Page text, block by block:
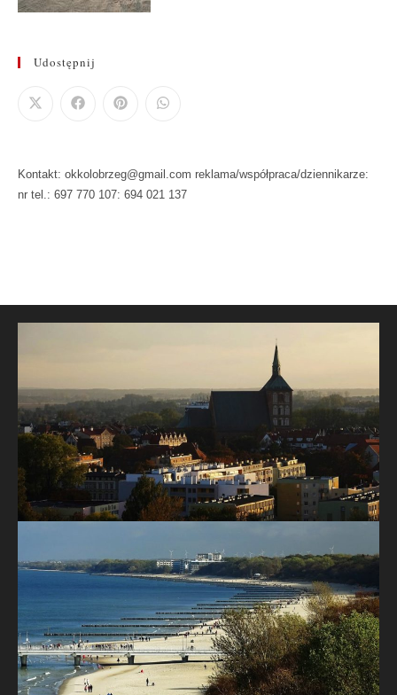
Udostępnij
Kontakt: okkolobrzeg@gmail.com reklama/współpraca/dziennikarze:
nr tel.: 697 770 107: 694 021 137